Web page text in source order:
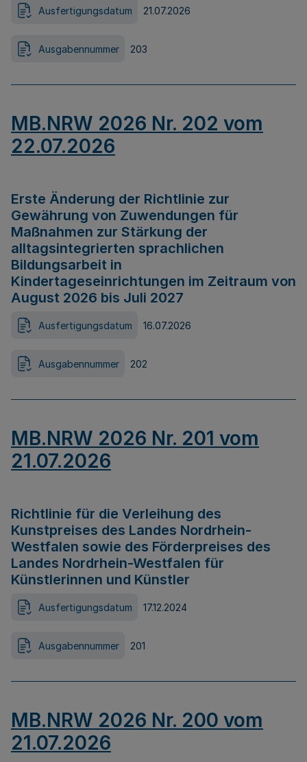
Ausfertigungsdatum 21.07.2026
Ausgabennummer 203
MB.NRW 2026 Nr. 202 vom
22.07.2026
Erste Änderung der Richtlinie zur
Gewährung von Zuwendungen für
Maßnahmen zur Stärkung der
alltagsintegrierten sprachlichen
Bildungsarbeit in
Kindertageseinrichtungen im Zeitraum von
August 2026 bis Juli 2027
Ausfertigungsdatum 16.07.2026
Ausgabennummer 202
MB.NRW 2026 Nr. 201 vom
21.07.2026
Richtlinie für die Verleihung des
Kunstpreises des Landes Nordrhein-
Westfalen sowie des Förderpreises des
Landes Nordrhein-Westfalen für
Künstlerinnen und Künstler
Ausfertigungsdatum 17.12.2024
Ausgabennummer 201
MB.NRW 2026 Nr. 200 vom
21.07.2026